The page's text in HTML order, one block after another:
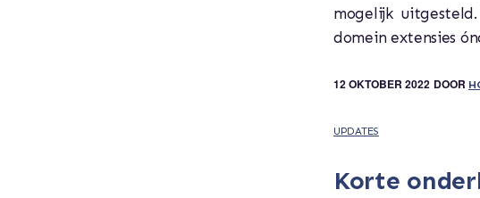
mogelijk
domein extensies
12 OKTOBER 2022 DOOR
UPDATES
Korte